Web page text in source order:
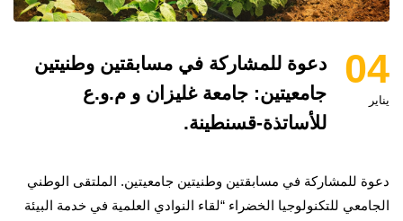
04
يناير
دعوة للمشاركة في مسابقتين وطنيتين
جامعيتين: جامعة غليزان و م.و.ع
للأساتذة-قسنطينة.
دعوة للمشاركة في مسابقتين وطنيتين جامعيتين. الملتقى الوطني
الجامعي للتكنولوجيا الخضراء “لقاء النوادي العلمية في خدمة البيئة